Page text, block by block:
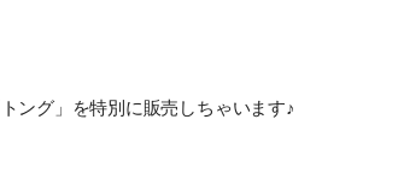
ング」を特別に販売しちゃいます♪